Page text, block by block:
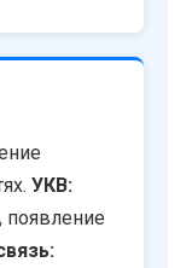
УКВ:
появление